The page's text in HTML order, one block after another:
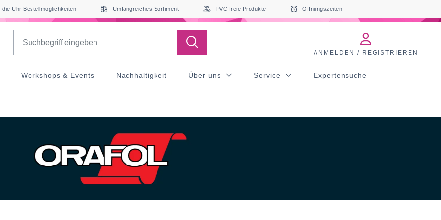
die Uhr Bestellmöglichkeiten Umfangreiches Sortiment PVC freie Produkte Öffnungszeiten
ANMELDEN / REGISTRIEREN
Workshops & Events Nachhaltigkeit Über uns Service Expertensuche